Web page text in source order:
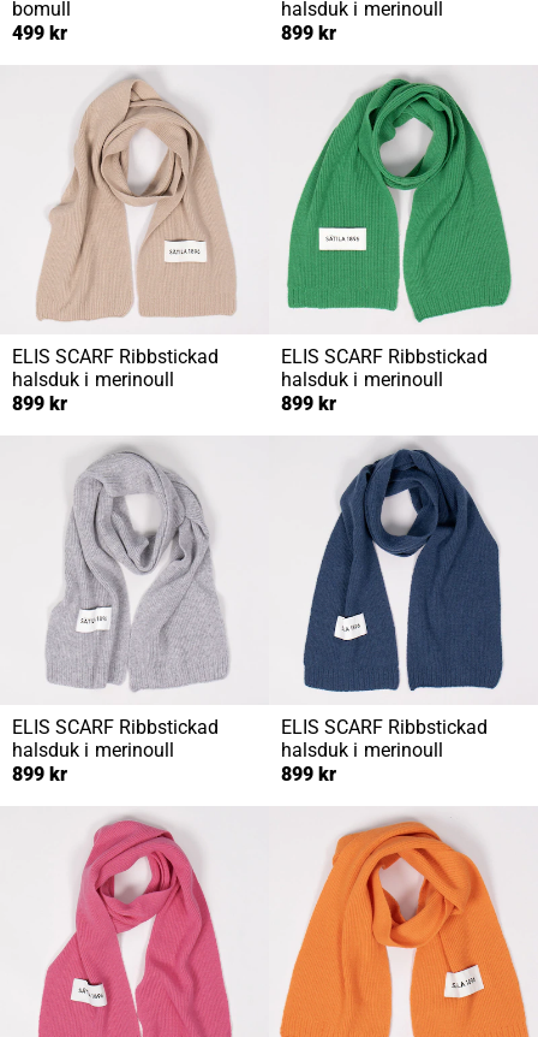
bomull
499 kr
halsduk i merinoull
899 kr
ELIS SCARF Ribbstickad
halsduk i merinoull
899 kr
ELIS SCARF Ribbstickad
halsduk i merinoull
899 kr
ELIS SCARF Ribbstickad
halsduk i merinoull
899 kr
ELIS SCARF Ribbstickad
halsduk i merinoull
899 kr